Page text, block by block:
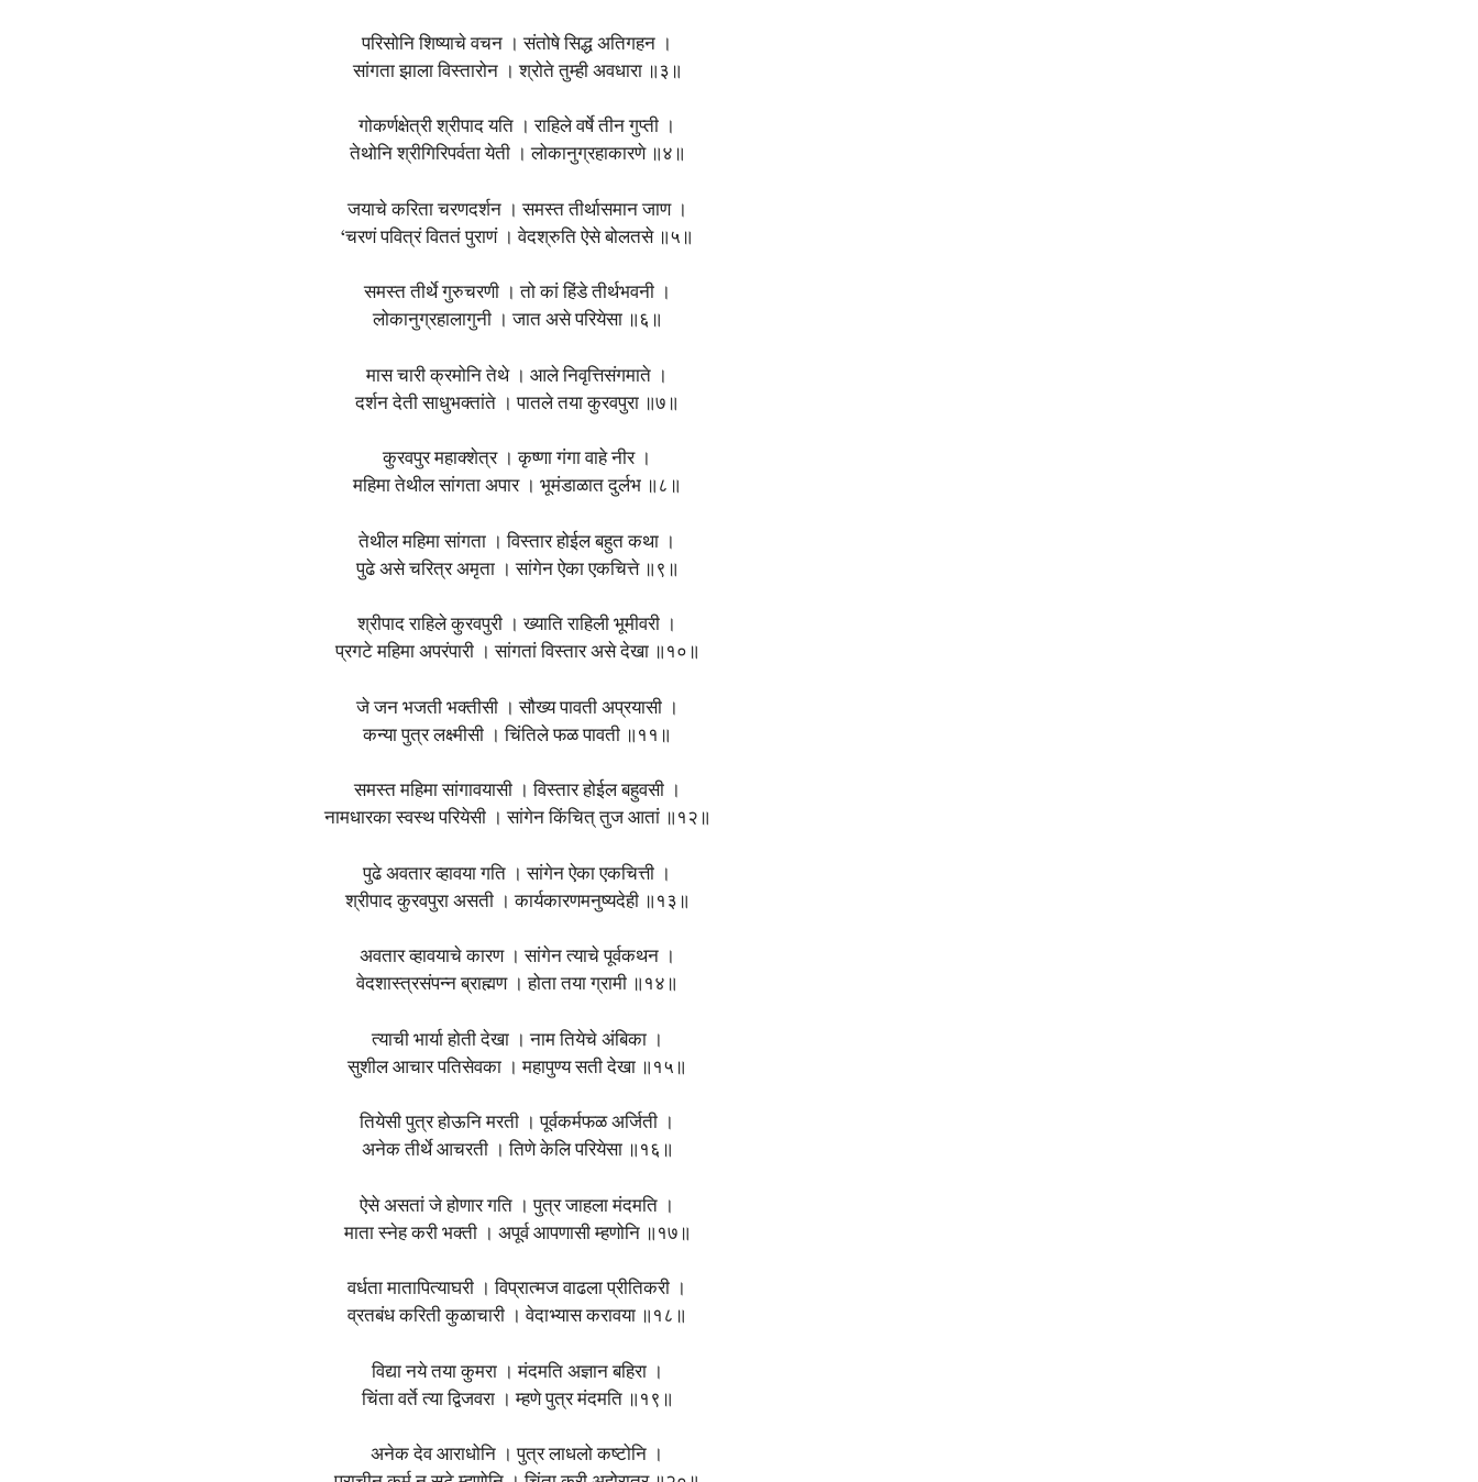
परिसोनि शिष्याचे वचन । संतोषे सिद्ध अतिगहन ।
सांगता झाला विस्तारोन । श्रोते तुम्ही अवधारा ॥३॥
गोकर्णक्षेत्री श्रीपाद यति । राहिले वर्षे तीन गुप्ती ।
तेथोनि श्रीगिरिपर्वता येती । लोकानुग्रहाकारणे ॥४॥
जयाचे करिता चरणदर्शन । समस्त तीर्थासमान जाण ।
‘चरणं पवित्रं विततं पुराणं । वेदश्रुति ऐसे बोलतसे ॥५॥
समस्त तीर्थे गुरुचरणी । तो कां हिंडे तीर्थभवनी ।
लोकानुग्रहालागुनी । जात असे परियेसा ॥६॥
मास चारी क्रमोनि तेथे । आले निवृत्तिसंगमाते ।
दर्शन देती साधुभक्तांते । पातले तया कुरवपुरा ॥७॥
कुरवपुर महाक्शेत्र । कृष्णा गंगा वाहे नीर ।
महिमा तेथील सांगता अपार । भूमंडाळात दुर्लभ ॥८॥
तेथील महिमा सांगता । विस्तार होईल बहुत कथा ।
पुढे असे चरित्र अमृता । सांगेन ऐका एकचित्ते ॥९॥
श्रीपाद राहिले कुरवपुरी । ख्याति राहिली भूमीवरी ।
प्रगटे महिमा अपरंपारी । सांगतां विस्तार असे देखा ॥१०॥
जे जन भजती भक्तीसी । सौख्य पावती अप्रयासी ।
कन्या पुत्र लक्ष्मीसी । चिंतिले फळ पावती ॥११॥
समस्त महिमा सांगावयासी । विस्तार होईल बहुवसी ।
नामधारका स्वस्थ परियेसी । सांगेन किंचित् तुज आतां ॥१२॥
पुढे अवतार व्हावया गति । सांगेन ऐका एकचित्ती ।
श्रीपाद कुरवपुरा असती । कार्यकारणमनुष्यदेही ॥१३॥
अवतार व्हावयाचे कारण । सांगेन त्याचे पूर्वकथन ।
वेदशास्त्रसंपन्न ब्राह्मण । होता तया ग्रामी ॥१४॥
त्याची भार्या होती देखा । नाम तियेचे अंबिका ।
सुशील आचार पतिसेवका । महापुण्य सती देखा ॥१५॥
तियेसी पुत्र होऊनि मरती । पूर्वकर्मफळ अर्जिती ।
अनेक तीर्थे आचरती । तिणे केलि परियेसा ॥१६॥
ऐसे असतां जे होणार गति । पुत्र जाहला मंदमति ।
माता स्नेह करी भक्ती । अपूर्व आपणासी म्हणोनि ॥१७॥
वर्धता मातापित्याघरी । विप्रात्मज वाढला प्रीतिकरी ।
व्रतबंध करिती कुळाचारी । वेदाभ्यास करावया ॥१८॥
विद्या नये तया कुमरा । मंदमति अज्ञान बहिरा ।
चिंता वर्ते त्या द्विजवरा । म्हणे पुत्र मंदमति ॥१९॥
अनेक देव आराधोनि । पुत्र लाधलो कष्टोनि ।